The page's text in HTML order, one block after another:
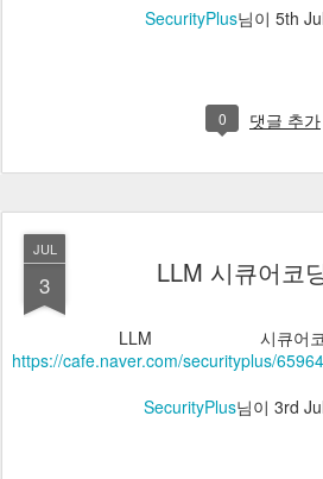
SecurityPlus님이 5th
0 댓글 추가
JUL
3 LLM 시큐어코
LLM 시큐어코
https://cafe.naver.com/securityplus/65964
SecurityPlus님이 3rd